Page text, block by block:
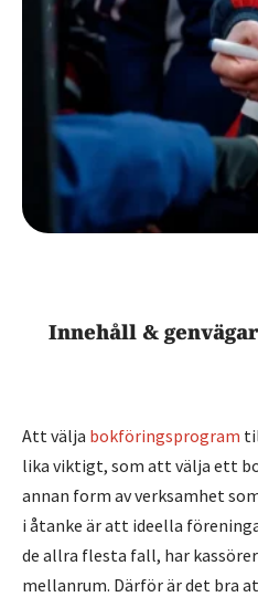
Innehåll & genvägar
Att välja bokföringsprogram
lika viktigt, som att välja ett
annan form av verksamhet
i åtanke är att ideella
de allra flesta fall, har
mellanrum. Därför är det bra